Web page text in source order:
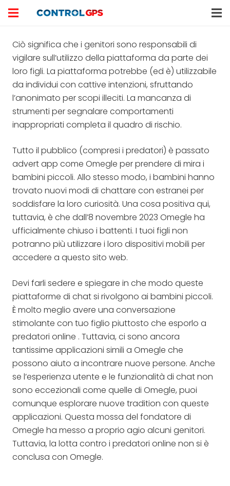
Ciò significa che i genitori sono responsabili di
vigilare sull’utilizzo della piattaforma da parte dei
loro figli. La piattaforma potrebbe (ed è) utilizzabile
da individui con cattive intenzioni, sfruttando
l’anonimato per scopi illeciti. La mancanza di
strumenti per segnalare comportamenti
inappropriati completa il quadro di rischio.
Tutto il pubblico (compresi i predatori) è passato
advert app come Omegle per prendere di mira i
bambini piccoli. Allo stesso modo, i bambini hanno
trovato nuovi modi di chattare con estranei per
soddisfare la loro curiosità. Una cosa positiva qui,
tuttavia, è che dall’8 novembre 2023 Omegle ha
ufficialmente chiuso i battenti. I tuoi figli non
potranno più utilizzare i loro dispositivi mobili per
accedere a questo sito web.
Devi farli sedere e spiegare in che modo queste
piattaforme di chat si rivolgono ai bambini piccoli.
È molto meglio avere una conversazione
stimolante con tuo figlio piuttosto che esporlo a
predatori online . Tuttavia, ci sono ancora
tantissime applicazioni simili a Omegle che
possono aiuto a incontrare nuove persone. Anche
se l’esperienza utente e le funzionalità di chat non
sono eccezionali come quelle di Omegle, puoi
comunque esplorare nuove tradition con queste
applicazioni. Questa mossa del fondatore di
Omegle ha messo a proprio agio alcuni genitori.
Tuttavia, la lotta contro i predatori online non si è
conclusa con Omegle.